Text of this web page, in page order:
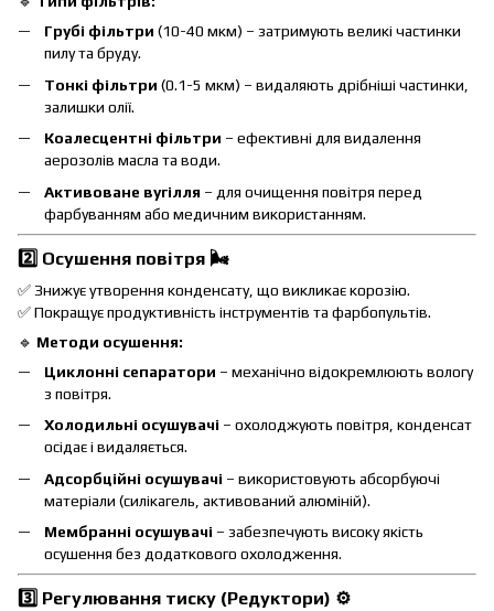
Грубі фільтри (10-40 мкм) – затримують великі частинки
пилу та бруду.
Тонкі фільтри (0.1-5 мкм) – видаляють дрібніші частинки,
залишки олії.
Коалесцентні фільтри – ефективні для видалення
аерозолів масла та води.
Активоване вугілля – для очищення повітря перед
фарбуванням або медичним використанням.
2️⃣ Осушення повітря 🌬️
✅ Знижує утворення конденсату, що викликає корозію.
✅ Покращує продуктивність інструментів та фарбопультів.
🔹 Методи осушення:
Циклонні сепаратори – механічно відокремлюють вологу
з повітря.
Холодильні осушувачі – охолоджують повітря, конденсат
осідає і видаляється.
Адсорбційні осушувачі – використовують абсорбуючі
матеріали (силікагель, активований алюміній).
Мембранні осушувачі – забезпечують високу якість
осушення без додаткового охолодження.
3️⃣ Регулювання тиску (Редуктори) ⚙️